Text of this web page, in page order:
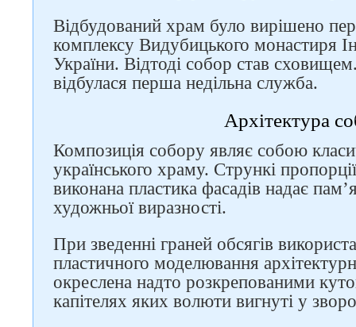
Відбудований храм було вирішено
комплексу Видубицького монастиря
України. Відтоді собор став
відбулася перша недільна служба.
Архітектура
Композиція собору являє собою
українського храму. Стрункі
виконана пластика фасадів надає
художньої виразності.
При зведенні граней обсягів
пластичного моделювання
окреслена надто розкрепованими
капітелях яких волюти вигнуті у